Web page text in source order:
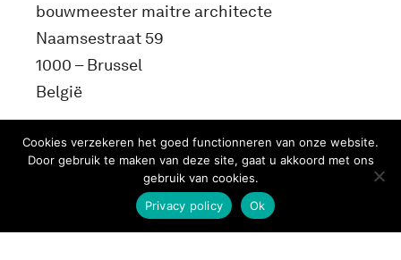
bouwmeester maitre architecte
Naamsestraat 59
1000 – Brussel
België
info@bma.brussels
Cookies verzekeren het goed functionneren van onze website.
Door gebruik te maken van deze site, gaat u akkoord met ons
gebruik van cookies.
Ok
Privacy policy